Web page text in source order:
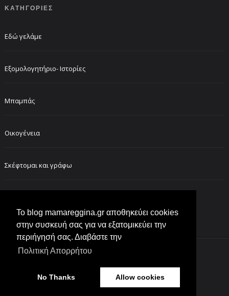
Το blog mamareggina.gr αποθηκεύει cookies
στην συσκευή σας για να εξατομικεύει την
περιήγησή σας. Διαβάστε την
Πολιτική Απορρήτου
No Thanks Allow cookies
ΚΑΤΗΓΟΡΙΕΣ
Εδώ γελάμε
Εξομολογητήριο- Ιστορίες
Μπαμπάς
Οικογένεια
Σκέφτομαι και γράφω
Created with
BeautyTemplates